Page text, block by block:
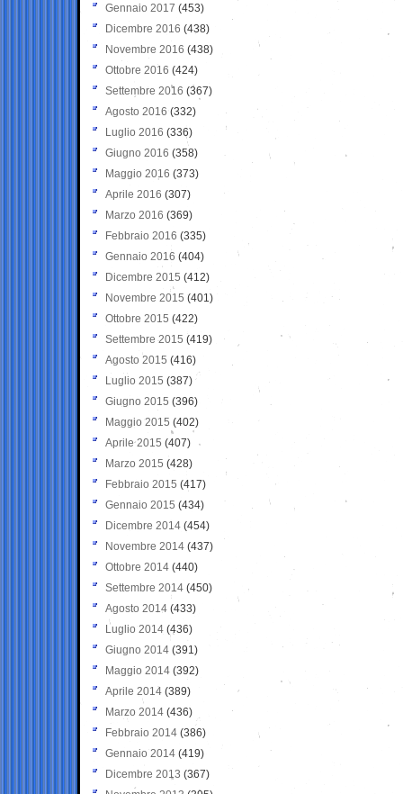
Gennaio 2017 (453)
Dicembre 2016 (438)
Novembre 2016 (438)
Ottobre 2016 (424)
Settembre 2016 (367)
Agosto 2016 (332)
Luglio 2016 (336)
Giugno 2016 (358)
Maggio 2016 (373)
Aprile 2016 (307)
Marzo 2016 (369)
Febbraio 2016 (335)
Gennaio 2016 (404)
Dicembre 2015 (412)
Novembre 2015 (401)
Ottobre 2015 (422)
Settembre 2015 (419)
Agosto 2015 (416)
Luglio 2015 (387)
Giugno 2015 (396)
Maggio 2015 (402)
Aprile 2015 (407)
Marzo 2015 (428)
Febbraio 2015 (417)
Gennaio 2015 (434)
Dicembre 2014 (454)
Novembre 2014 (437)
Ottobre 2014 (440)
Settembre 2014 (450)
Agosto 2014 (433)
Luglio 2014 (436)
Giugno 2014 (391)
Maggio 2014 (392)
Aprile 2014 (389)
Marzo 2014 (436)
Febbraio 2014 (386)
Gennaio 2014 (419)
Dicembre 2013 (367)